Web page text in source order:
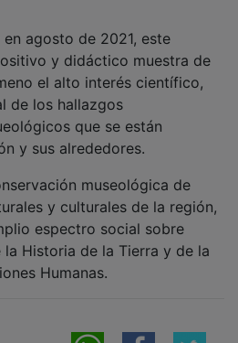
y didáctico muestra de
el alto interés científico,
de los hallazgos
que se están
y sus alrededores.
y culturales de la región,
espectro social sobre
Historia de la Tierra y de la
Humanas.